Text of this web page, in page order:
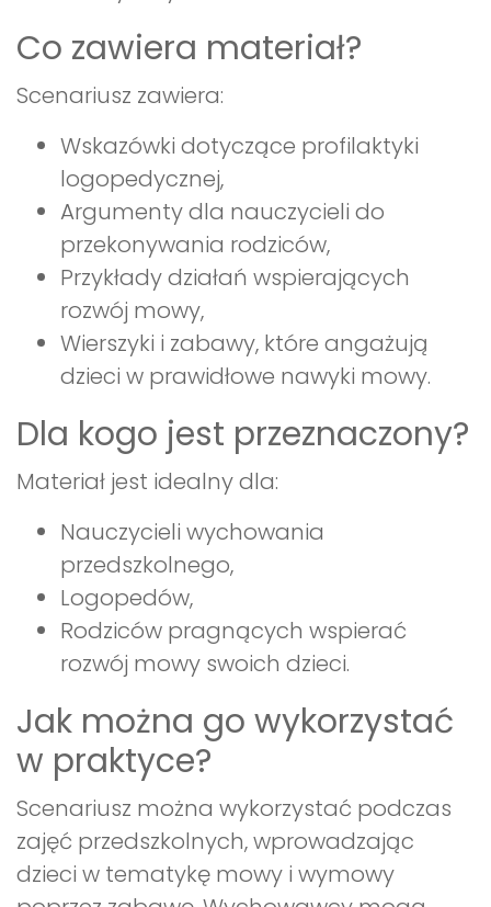
Co zawiera materiał?
Scenariusz zawiera:
Wskazówki dotyczące profilaktyki
logopedycznej,
Argumenty dla nauczycieli do
przekonywania rodziców,
Przykłady działań wspierających
rozwój mowy,
Wierszyki i zabawy, które angażują
dzieci w prawidłowe nawyki mowy.
Dla kogo jest przeznaczony?
Materiał jest idealny dla:
Nauczycieli wychowania
przedszkolnego,
Logopedów,
Rodziców pragnących wspierać
rozwój mowy swoich dzieci.
Jak można go wykorzystać
w praktyce?
Scenariusz można wykorzystać podczas
zajęć przedszkolnych, wprowadzając
dzieci w tematykę mowy i wymowy